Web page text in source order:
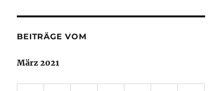
BEITRÄGE VOM
März 2021